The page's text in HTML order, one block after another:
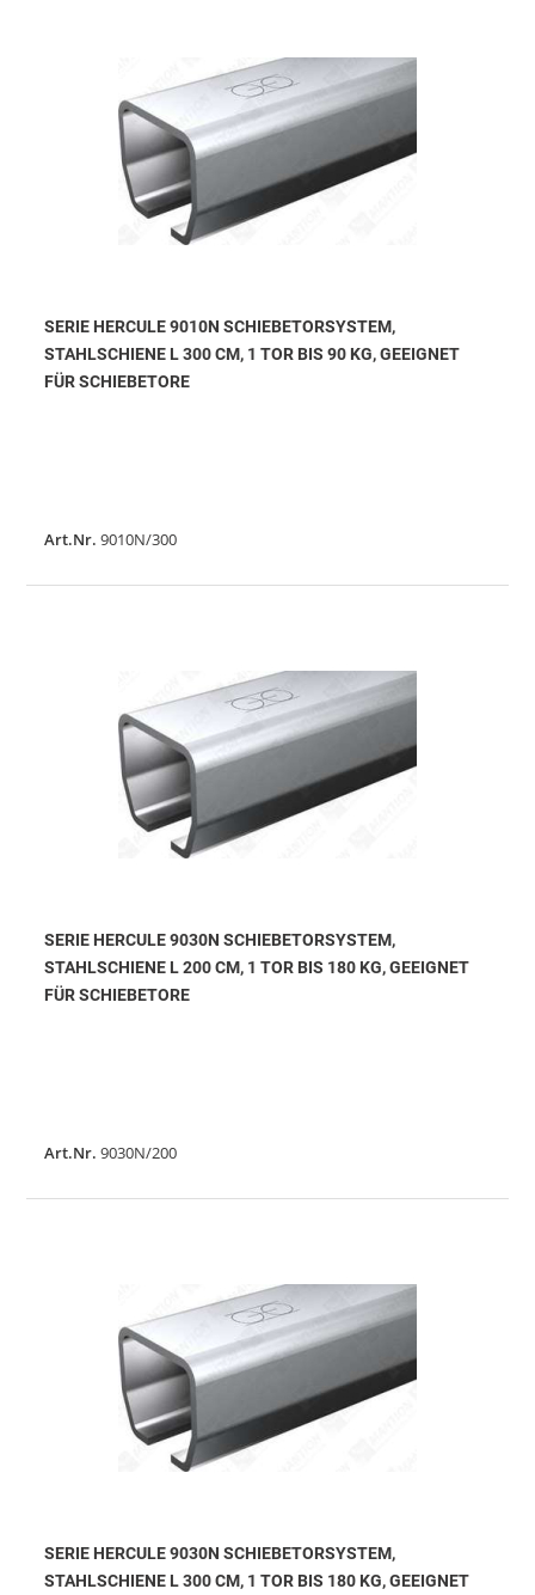
SERIE HERCULE 9010N SCHIEBETORSYSTEM,
STAHLSCHIENE L 300 CM, 1 TOR BIS 90 KG, GEEIGNET
FÜR SCHIEBETORE
Art.Nr. 9010N/300
SERIE HERCULE 9030N SCHIEBETORSYSTEM,
STAHLSCHIENE L 200 CM, 1 TOR BIS 180 KG, GEEIGNET
FÜR SCHIEBETORE
Art.Nr. 9030N/200
SERIE HERCULE 9030N SCHIEBETORSYSTEM,
STAHLSCHIENE L 300 CM, 1 TOR BIS 180 KG, GEEIGNET